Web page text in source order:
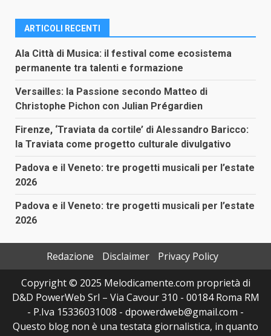
ARTICOLI RECENTI
Ala Città di Musica: il festival come ecosistema
permanente tra talenti e formazione
Versailles: la Passione secondo Matteo di
Christophe Pichon con Julian Prégardien
Firenze, ‘Traviata da cortile’ di Alessandro Baricco:
la Traviata come progetto culturale divulgativo
Padova e il Veneto: tre progetti musicali per l’estate
2026
Padova e il Veneto: tre progetti musicali per l’estate
2026
Redazione Disclaimer
Privacy Policy
Copyright © 2025 Melodicamente.com proprietà di
D&D PowerWeb Srl – Via Cavour 310 - 00184 Roma RM
- P.Iva 15336031008 - dpowerdweb@gmail.com -
Questo blog non è una testata giornalistica, in quanto